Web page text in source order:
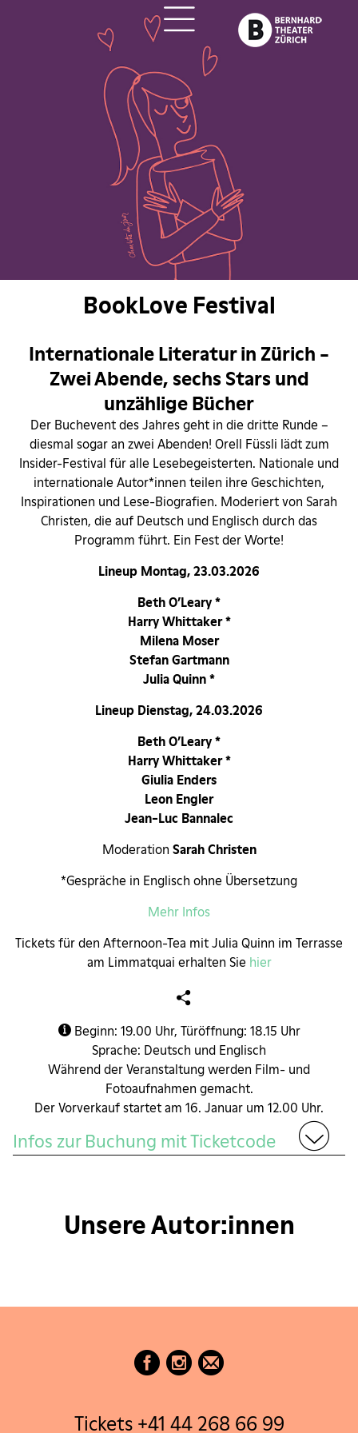
BookLove Festival
Internationale Literatur in Zürich -
Zwei Abende, sechs Stars und
unzählige Bücher
Der Buchevent des Jahres geht in die dritte Runde –
diesmal sogar an zwei Abenden! Orell Füssli lädt zum
Insider-Festival für alle Lesebegeisterten. Nationale und
internationale Autor*innen teilen ihre Geschichten,
Inspirationen und Lese-Biografien. Moderiert von Sarah
Christen, die auf Deutsch und Englisch durch das
Programm führt. Ein Fest der Worte!
Lineup Montag, 23.03.2026
Beth O’Leary *
Harry Whittaker *
Milena Moser
Stefan Gartmann
Julia Quinn *
Lineup Dienstag, 24.03.2026
Beth O’Leary *
Harry Whittaker *
Giulia Enders
Leon Engler
Jean-Luc Bannalec
Moderation Sarah Christen
*Gespräche in Englisch ohne Übersetzung
Mehr Infos
Tickets für den Afternoon-Tea mit Julia Quinn im Terrasse
am Limmatquai erhalten Sie hier
Beginn: 19.00 Uhr, Türöffnung: 18.15 Uhr
Sprache: Deutsch und Englisch
Während der Veranstaltung werden Film- und
Fotoaufnahmen gemacht.
Der Vorverkauf startet am 16. Januar um 12.00 Uhr.
Infos zur Buchung mit Ticketcode
im Feld "Kundenkarte/Aktionscode" Ihren Code eingeben
Unsere Autor:innen
Tickets +41 44 268 66 99